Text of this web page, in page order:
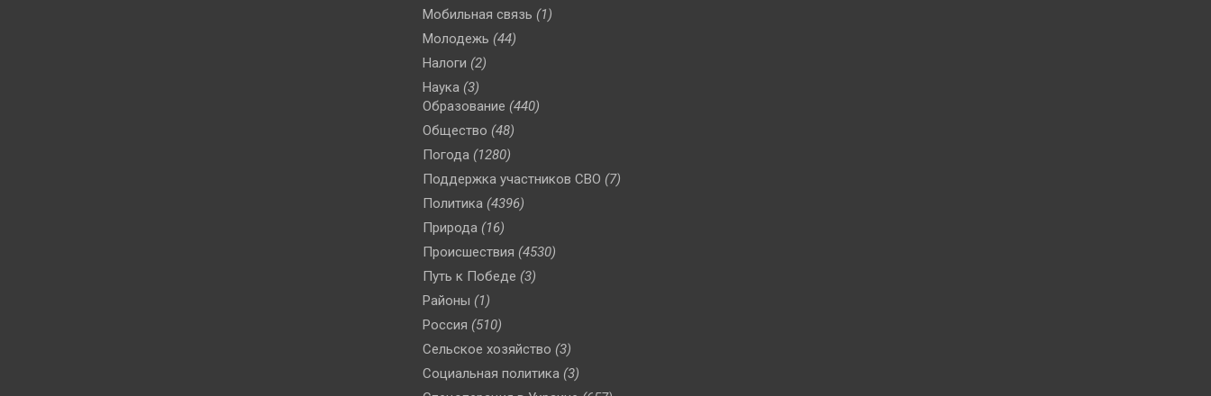
Мобильная связь (1)
Молодежь (44)
Налоги (2)
Наука (3)
Образование (440)
Общество (48)
Погода (1280)
Поддержка участников СВО (7)
Политика (4396)
Природа (16)
Происшествия (4530)
Путь к Победе (3)
Районы (1)
Россия (510)
Сельское хозяйство (3)
Социальная политика (3)